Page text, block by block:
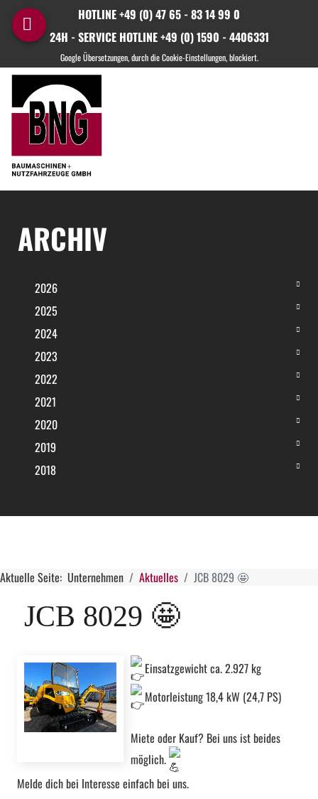
HOTLINE +49 (0) 47 65 - 83 14 99 0
24H - SERVICE HOTLINE +49 (0) 1590 - 4406331
ARCHIV
2026
2025
2024
2023
2022
2021
2020
2019
2018
Aktuelle Seite: Unternehmen Aktuelles JCB 8029 🤩
JCB 8029 🤩
Einsatzgewicht ca. 2.927 kg
Motorleistung 18,4 kW (24,7 PS)
Miete oder Kauf? Bei uns ist beides
möglich.
Melde dich bei Interesse einfach bei uns.